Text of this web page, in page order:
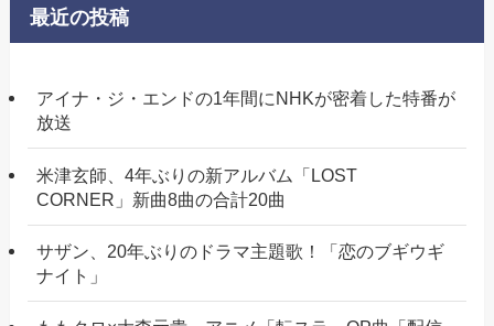
最近の投稿
アイナ・ジ・エンドの1年間にNHKが密着した特番が
放送
米津玄師、4年ぶりの新アルバム「LOST
CORNER」新曲8曲の合計20曲
サザン、20年ぶりのドラマ主題歌！「恋のブギウギ
ナイト」